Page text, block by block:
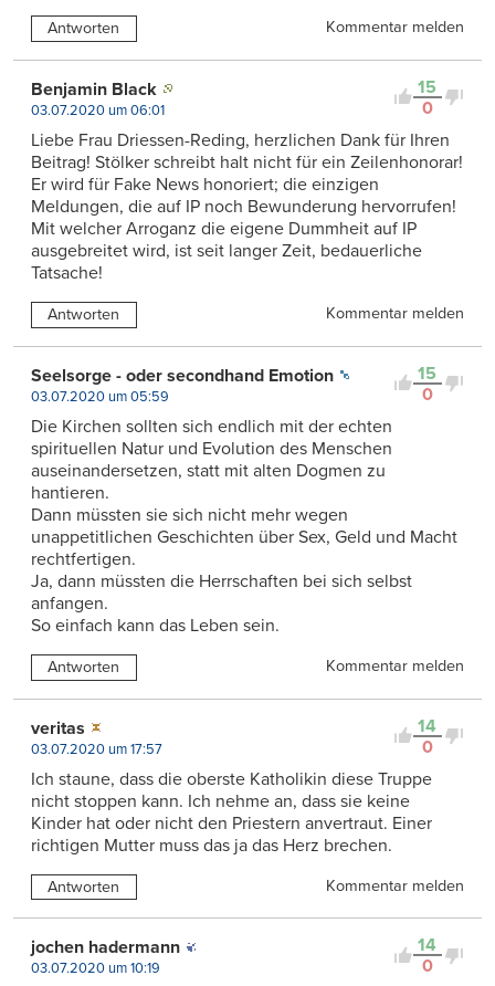
Antworten Kommentar melden
15
0
Benjamin Black
03.07.2020 um 06:01
Liebe Frau Driessen-Reding, herzlichen Dank für Ihren
Beitrag! Stölker schreibt halt nicht für ein Zeilenhonorar!
Er wird für Fake News honoriert; die einzigen
Meldungen, die auf IP noch Bewunderung hervorrufen!
Mit welcher Arroganz die eigene Dummheit auf IP
ausgebreitet wird, ist seit langer Zeit, bedauerliche
Tatsache!
Antworten Kommentar melden
15
0
Seelsorge - oder secondhand Emotion
03.07.2020 um 05:59
Die Kirchen sollten sich endlich mit der echten
spirituellen Natur und Evolution des Menschen
auseinandersetzen, statt mit alten Dogmen zu
hantieren.
Dann müssten sie sich nicht mehr wegen
unappetitlichen Geschichten über Sex, Geld und Macht
rechtfertigen.
Ja, dann müssten die Herrschaften bei sich selbst
anfangen.
So einfach kann das Leben sein.
Antworten Kommentar melden
14
0
veritas
03.07.2020 um 17:57
Ich staune, dass die oberste Katholikin diese Truppe
nicht stoppen kann. Ich nehme an, dass sie keine
Kinder hat oder nicht den Priestern anvertraut. Einer
richtigen Mutter muss das ja das Herz brechen.
Antworten Kommentar melden
14
0
jochen hadermann
03.07.2020 um 10:19